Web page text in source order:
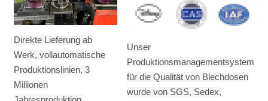
Direkte Lieferung ab
Werk, vollautomatische
Produktionslinien, 3
Millionen
Unser
Produktionsmanagementsystem
für die Qualität von Blechdosen
wurde von SGS, Sedex,